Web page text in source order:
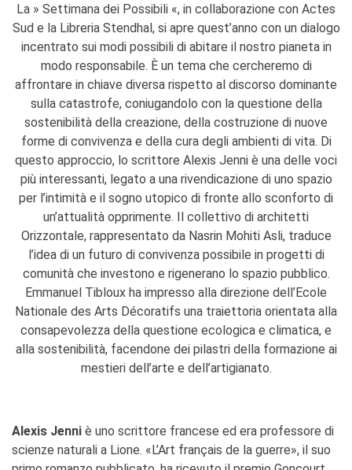
CERCA
La » Settimana dei Possibili «, in collaborazione con Actes
Sud e la Libreria Stendhal, si apre quest’anno con un dialogo
incentrato sui modi possibili di abitare il nostro pianeta in
modo responsabile. È un tema che cercheremo di
affrontare in chiave diversa rispetto al discorso dominante
sulla catastrofe, coniugandolo con la questione della
sostenibilità della creazione, della costruzione di nuove
forme di convivenza e della cura degli ambienti di vita. Di
questo approccio, lo scrittore Alexis Jenni è una delle voci
più interessanti, legato a una rivendicazione di uno spazio
per l’intimità e il sogno utopico di fronte allo sconforto di
un’attualità opprimente. Il collettivo di architetti
Orizzontale, rappresentato da Nasrin Mohiti Asli, traduce
l’idea di un futuro di convivenza possibile in progetti di
comunità che investono e rigenerano lo spazio pubblico.
Emmanuel Tibloux ha impresso alla direzione dell’Ecole
Nationale des Arts Décoratifs una traiettoria orientata alla
consapevolezza della questione ecologica e climatica, e
alla sostenibilità, facendone dei pilastri della formazione ai
mestieri dell’arte e dell’artigianato.
Alexis Jenni è uno scrittore francese ed era professore di
scienze naturali a Lione. «L’Art français de la guerre», il suo